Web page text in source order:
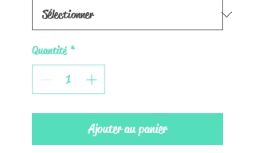
Quantité *
Ajouter au panier